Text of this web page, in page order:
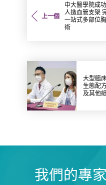
上一個
中大醫學院成
人造血管支架
一站式多部位
術
大型臨
生態配
及其他
我們的專家